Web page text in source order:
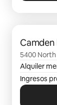
5400
Alquiler
Ingresos